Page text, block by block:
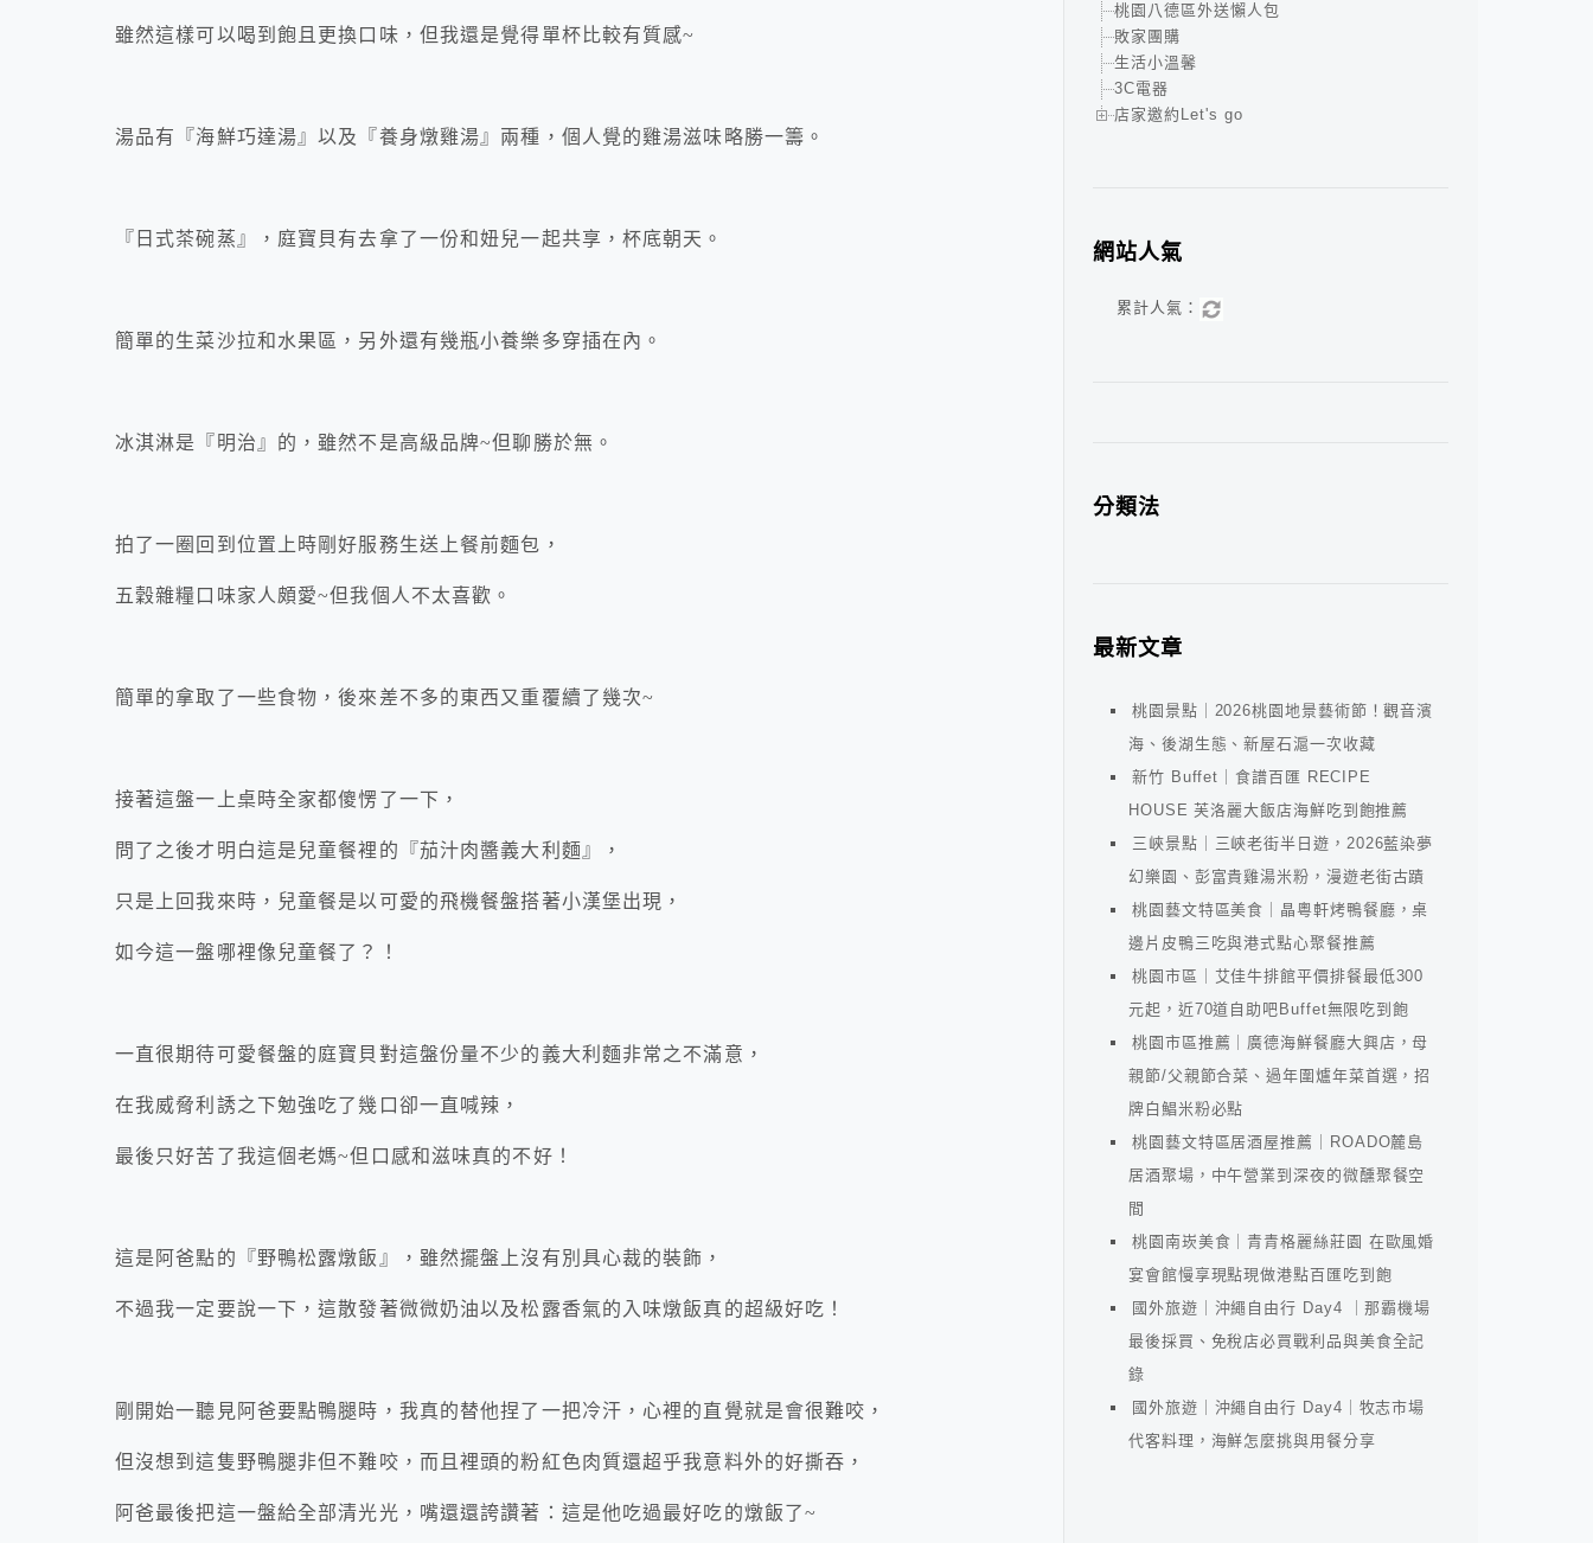
雖然這樣可以喝到飽且更換口味，但我還是覺得單杯比較有質感~
湯品有『海鮮巧達湯』以及『養身燉雞湯』兩種，個人覺的雞湯滋味略勝一籌。
『日式茶碗蒸』，庭寶貝有去拿了一份和妞兒一起共享，杯底朝天。
簡單的生菜沙拉和水果區，另外還有幾瓶小養樂多穿插在內。
冰淇淋是『明治』的，雖然不是高級品牌~但聊勝於無。
拍了一圈回到位置上時剛好服務生送上餐前麵包，
五穀雜糧口味家人頗愛~但我個人不太喜歡。
簡單的拿取了一些食物，後來差不多的東西又重覆續了幾次~
接著這盤一上桌時全家都傻愣了一下，
問了之後才明白這是兒童餐裡的『茄汁肉醬義大利麵』，
只是上回我來時，兒童餐是以可愛的飛機餐盤搭著小漢堡出現，
如今這一盤哪裡像兒童餐了？！
一直很期待可愛餐盤的庭寶貝對這盤份量不少的義大利麵非常之不滿意，
在我威脅利誘之下勉強吃了幾口卻一直喊辣，
最後只好苦了我這個老媽~但口感和滋味真的不好！
這是阿爸點的『野鴨松露燉飯』，雖然擺盤上沒有別具心裁的裝飾，
不過我一定要說一下，這散發著微微奶油以及松露香氣的入味燉飯真的超級好吃！
剛開始一聽見阿爸要點鴨腿時，我真的替他捏了一把冷汗，心裡的直覺就是會很難咬，
但沒想到這隻野鴨腿非但不難咬，而且裡頭的粉紅色肉質還超乎我意料外的好撕吞，
阿爸最後把這一盤給全部清光光，嘴還還誇讚著：這是他吃過最好吃的燉飯了~
桃園八德區外送懶人包
敗家團購
生活小溫馨
3C電器
店家邀約Let's go
網站人氣
累計人氣：
分類法
最新文章
桃園景點｜2026桃園地景藝術節！觀音濱
海、後湖生態、新屋石滬一次收藏
新竹 Buffet｜食譜百匯 RECIPE
HOUSE 芙洛麗大飯店海鮮吃到飽推薦
三峽景點｜三峽老街半日遊，2026藍染夢
幻樂園、彭富貴雞湯米粉，漫遊老街古蹟
桃園藝文特區美食｜晶粵軒烤鴨餐廳，桌
邊片皮鴨三吃與港式點心聚餐推薦
桃園市區｜艾佳牛排館平價排餐最低300
元起，近70道自助吧Buffet無限吃到飽
桃園市區推薦｜廣德海鮮餐廳大興店，母
親節/父親節合菜、過年圍爐年菜首選，招
牌白鯧米粉必點
桃園藝文特區居酒屋推薦｜ROADO麓島
居酒聚場，中午營業到深夜的微醺聚餐空
間
桃園南崁美食｜青青格麗絲莊園 在歐風婚
宴會館慢享現點現做港點百匯吃到飽
國外旅遊｜沖繩自由行 Day4 ｜那霸機場
最後採買、免稅店必買戰利品與美食全記
錄
國外旅遊｜沖繩自由行 Day4｜牧志市場
代客料理，海鮮怎麼挑與用餐分享